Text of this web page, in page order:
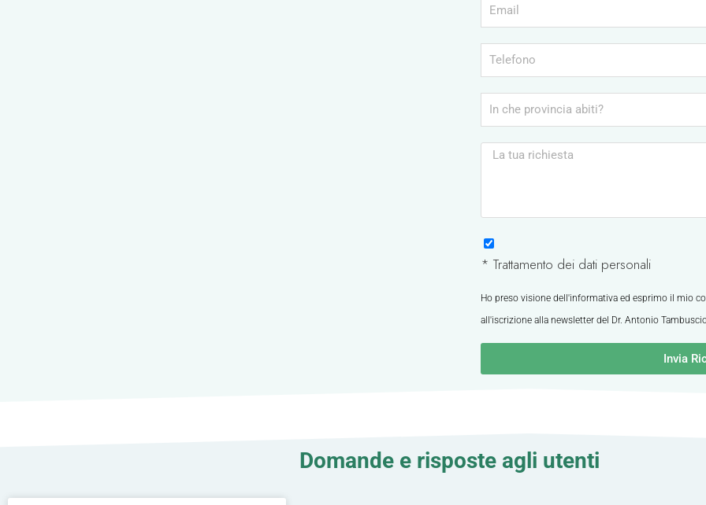
* Trattamento dei dati personali
Ho preso visione dell'informativa ed esprimo il mio
all'iscrizione alla newsletter del Dr. Antonio
Invia
Domande e risposte agli utenti